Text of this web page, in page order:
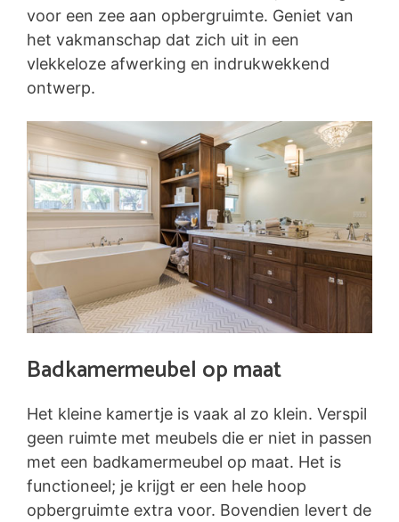
voor een zee aan opbergruimte. Geniet van
het vakmanschap dat zich uit in een
vlekkeloze afwerking en indrukwekkend
ontwerp.
Badkamermeubel op maat
Het kleine kamertje is vaak al zo klein. Verspil
geen ruimte met meubels die er niet in passen
met een badkamermeubel op maat. Het is
functioneel; je krijgt er een hele hoop
opbergruimte extra voor. Bovendien levert de